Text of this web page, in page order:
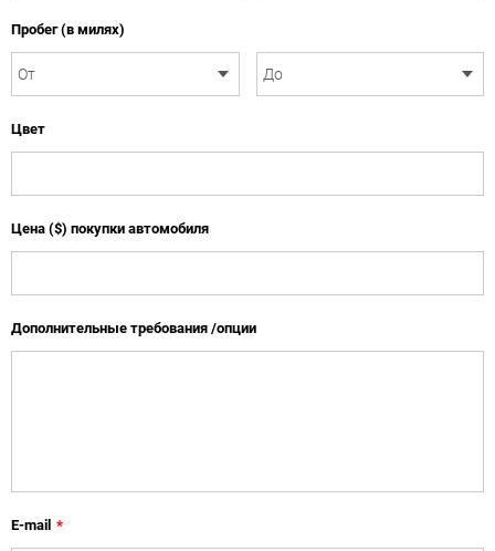
Пробег (в милях)
Цвет
Цена ($) покупки автомобиля
Дополнительные требования /опции
E-mail *